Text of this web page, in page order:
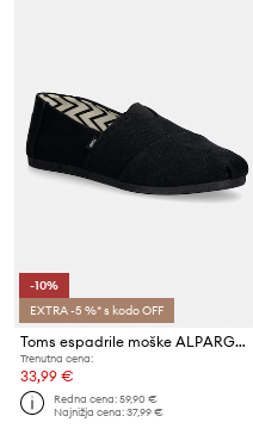
-10%
EXTRA -5 %* s kodo OFF
Toms espadrile moške ALPARGATA CLASSIC
Trenutna cena:
33,99 €
Redna cena:59,90 €
Najnižja cena:37,99 €